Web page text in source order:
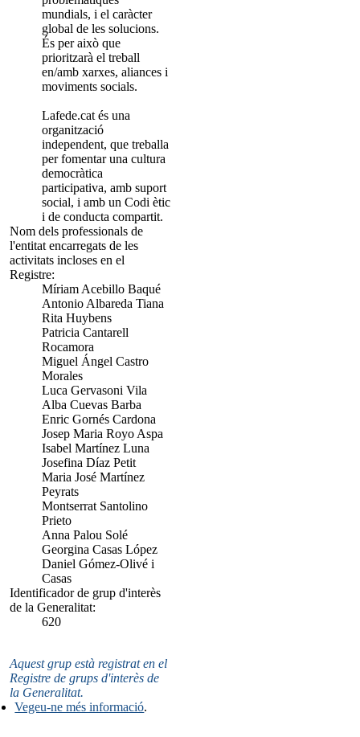
mundials, i el caràcter
global de les solucions.
És per això que
prioritzarà el treball
en/amb xarxes, aliances i
moviments socials.
Lafede.cat és una
organització
independent, que treballa
per fomentar una cultura
democràtica
participativa, amb suport
social, i amb un Codi ètic
i de conducta compartit.
Nom dels professionals de
l'entitat encarregats de les
activitats incloses en el
Registre:
Míriam Acebillo Baqué
Antonio Albareda Tiana
Rita Huybens
Patricia Cantarell
Rocamora
Miguel Ángel Castro
Morales
Luca Gervasoni Vila
Alba Cuevas Barba
Enric Gornés Cardona
Josep Maria Royo Aspa
Isabel Martínez Luna
Josefina Díaz Petit
Maria José Martínez
Peyrats
Montserrat Santolino
Prieto
Anna Palou Solé
Georgina Casas López
Daniel Gómez-Olivé i
Casas
Identificador de grup d'interès
de la Generalitat:
620
Aquest grup està registrat en el
Registre de grups d'interès de
la Generalitat.
Vegeu-ne més informació.